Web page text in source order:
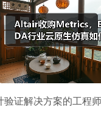
证解决方案的工